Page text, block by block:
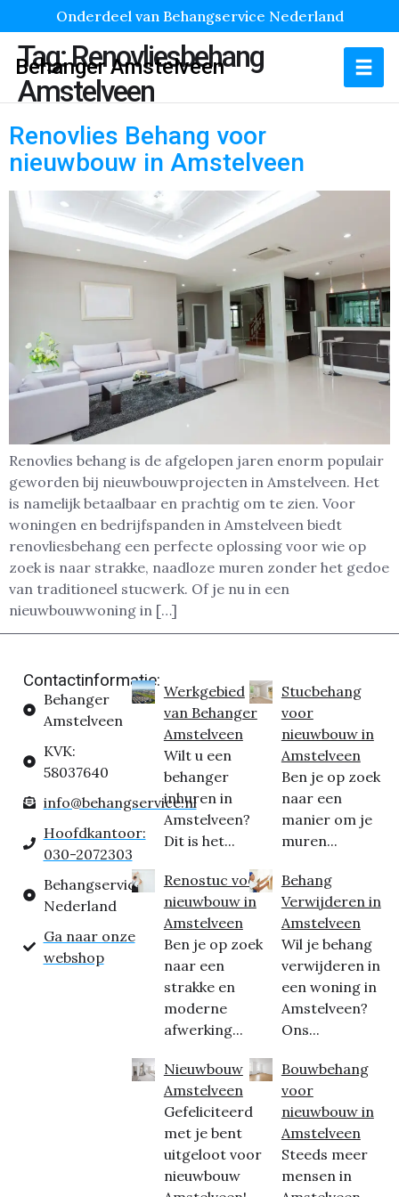
Onderdeel van Behangservice Nederland
Behanger Amstelveen
Tag:Renovliesbehang
Amstelveen
Renovlies Behang voor
nieuwbouw in Amstelveen
Renovlies behang is de afgelopen jaren enorm populair
geworden bij nieuwbouwprojecten in Amstelveen. Het
is namelijk betaalbaar en prachtig om te zien. Voor
woningen en bedrijfspanden in Amstelveen biedt
renovliesbehang een perfecte oplossing voor wie op
zoek is naar strakke, naadloze muren zonder het gedoe
van traditioneel stucwerk. Of je nu in een
nieuwbouwwoning in […]
Contactinformatie:
Behanger
Amstelveen
KVK:
58037640
info@behangservice.nl
Hoofdkantoor:
030-2072303
Behangservice
Nederland
Ga naar onze
webshop
Werkgebied
van Behanger
Amstelveen
Wilt u een
behanger
inhuren in
Amstelveen?
Dit is het...
Renostuc voor
nieuwbouw in
Amstelveen
Ben je op zoek
naar een
strakke en
moderne
afwerking...
Nieuwbouw
Amstelveen
Gefeliciteerd
met je bent
uitgeloot voor
nieuwbouw
Stucbehang
voor
nieuwbouw in
Amstelveen
Ben je op zoek
naar een
manier om je
muren...
Behang
Verwijderen in
Amstelveen
Wil je behang
verwijderen in
een woning in
Amstelveen?
Ons...
Bouwbehang
voor
nieuwbouw in
Amstelveen
Steeds meer
mensen in